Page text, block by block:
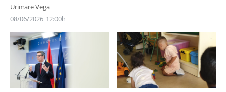
Urimare Vega
08/06/2026 12:00h